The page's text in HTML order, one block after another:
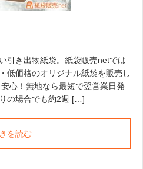
引き出物紙袋。紙袋販売netでは
低価格のオリジナル紙袋を販売し
心！無地なら最短で翌営業日発
の場合でも約2週 […]
を読む